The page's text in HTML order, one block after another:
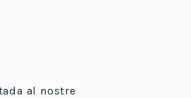
al nostre